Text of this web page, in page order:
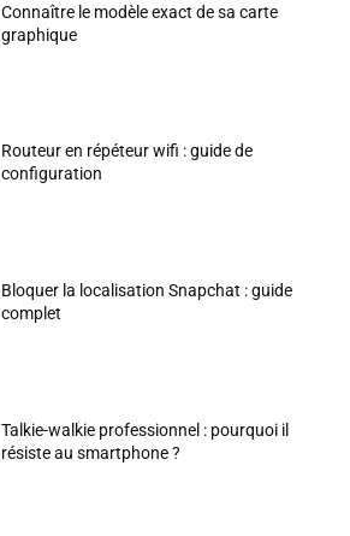
Connaître le modèle exact de sa carte
graphique
Routeur en répéteur wifi : guide de
configuration
Bloquer la localisation Snapchat : guide
complet
Talkie-walkie professionnel : pourquoi il
résiste au smartphone ?